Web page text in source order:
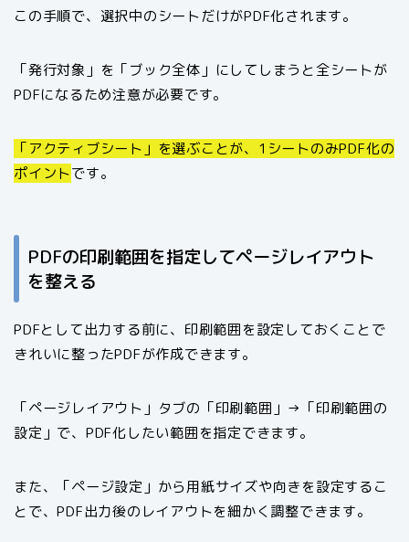
この手順で、選択中のシートだけがPDF化されます。
「発行対象」を「ブック全体」にしてしまうと全シートが
PDFになるため注意が必要です。
「アクティブシート」を選ぶことが、1シートのみPDF化の
ポイントです。
PDFの印刷範囲を指定してページレイアウト
を整える
PDFとして出力する前に、印刷範囲を設定しておくことで
きれいに整ったPDFが作成できます。
「ページレイアウト」タブの「印刷範囲」→「印刷範囲の
設定」で、PDF化したい範囲を指定できます。
また、「ページ設定」から用紙サイズや向きを設定するこ
とで、PDF出力後のレイアウトを細かく調整できます。